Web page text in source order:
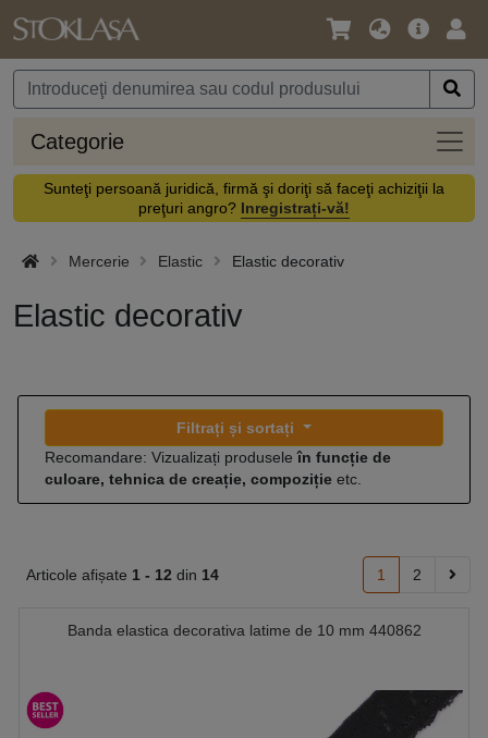
Limbă
Monedă
Meniul
Categorie
Sunteţi persoană juridică, firmă şi doriţi să faceţi achiziţii la
preţuri angro? Inregistrați-vă!
Mercerie Elastic Elastic decorativ
Elastic decorativ
Filtrați și sortați
Recomandare: Vizualizați produseleîn funcție de
culoare, tehnica de creație, compoziție etc.
Articole afișate 1 - 12 din 14 1 2
Banda elastica decorativa latime de 10 mm 440862